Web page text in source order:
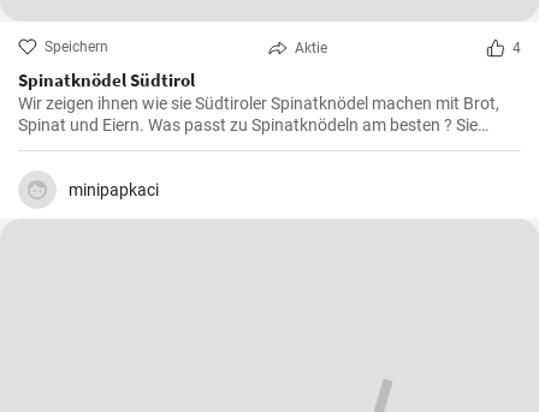
Speichern Aktie 4
Spinatknödel Südtirol
Wir zeigen ihnen wie sie Südtiroler Spinatknödel machen mit Brot,
Spinat und Eiern. Was passt zu Spinatknödeln am besten ? Sie
werden mit flüssiger Butter übergossen und mit Parmesamkäse
besteut. Ein Gaumenschmaus aus Österreich .
minipapkaci